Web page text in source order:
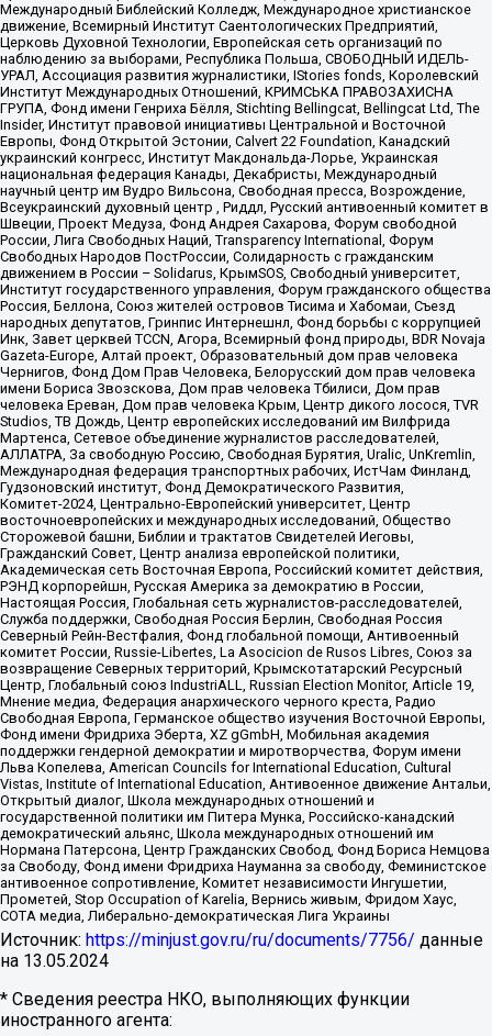
Международный Библейский Колледж, Международное христианское
движение, Всемирный Институт Саентологических Предприятий,
Церковь Духовной Технологии, Европейская сеть организаций по
наблюдению за выборами, Республика Польша, СВОБОДНЫЙ ИДЕЛЬ-
УРАЛ, Ассоциация развития журналистики, IStories fonds, Королевский
Институт Международных Отношений, КРИМСЬКА ПРАВОЗАХИСНА
ГРУПА, Фонд имени Генриха Бёлля, Stichting Bellingcat, Bellingcat Ltd, The
Insider, Институт правовой инициативы Центральной и Восточной
Европы, Фонд Открытой Эстонии, Calvert 22 Foundation, Канадский
украинский конгресс, Институт Макдональда-Лорье, Украинская
национальная федерация Канады, Декабристы, Международный
научный центр им Вудро Вильсона, Свободная пресса, Возрождение,
Всеукраинский духовный центр , Риддл, Русский антивоенный комитет в
Швеции, Проект Медуза, Фонд Андрея Сахарова, Форум свободной
России, Лига Свободных Наций, Transparеncy International, Форум
Свободных Народов ПостРоссии, Солидарность с гражданским
движением в России – Solidarus, КрымSOS, Свободный университет,
Институт государственного управления, Форум гражданского общества
Россия, Беллона, Союз жителей островов Тисима и Хабомаи, Съезд
народных депутатов, Гринпис Интернешнл, Фонд борьбы с коррупцией
Инк, Завет церквей TCCN, Агора, Всемирный фонд природы, BDR Novaja
Gazeta-Europe, Алтай проект, Образовательный дом прав человека
Чернигов, Фонд Дом Прав Человека, Белорусский дом прав человека
имени Бориса Звозскова, Дом прав человека Тбилиси, Дом прав
человека Ереван, Дом прав человека Крым, Центр дикого лосося, TVR
Studios, ТВ Дождь, Центр европейских исследований им Вилфрида
Мартенса, Сетевое объединение журналистов расследователей,
АЛЛАТРА, За свободную Россию, Свободная Бурятия, Uralic, UnKremlin,
Международная федерация транспортных рабочих, ИстЧам Финланд,
Гудзоновский институт, Фонд Демократического Развития,
Комитет-2024, Центрально-Европейский университет, Центр
восточноевропейских и международных исследований, Общество
Сторожевой башни, Библии и трактатов Свидетелей Иеговы,
Гражданский Совет, Центр анализа европейской политики,
Академическая сеть Восточная Европа, Российский комитет действия,
РЭНД корпорейшн, Русская Америка за демократию в России,
Настоящая Россия, Глобальная сеть журналистов-расследователей,
Служба поддержки, Свободная Россия Берлин, Свободная Россия
Северный Рейн-Вестфалия, Фонд глобальной помощи, Антивоенный
комитет России, Russie-Libertes, La Asocicion de Rusos Libres, Союз за
возвращение Северных территорий, Крымскотатарский Ресурсный
Центр, Глобальный союз IndustriALL, Russian Election Monitor, Article 19,
Мнение медиа, Федерация анархического черного креста, Радио
Свободная Европа, Германское общество изучения Восточной Европы,
Фонд имени Фридриха Эберта, XZ gGmbH, Мобильная академия
поддержки гендерной демократии и миротворчества, Форум имени
Льва Копелева, American Councils for International Education, Cultural
Vistas, Institute of International Education, Антивоенное движение Антальи,
Открытый диалог, Школа международных отношений и
государственной политики им Питера Мунка, Российско-канадский
демократический альянс, Школа международных отношений им
Нормана Патерсона, Центр Гражданских Свобод, Фонд Бориса Немцова
за Свободу, Фонд имени Фридриха Науманна за свободу, Феминистское
антивоенное сопротивление, Комитет независимости Ингушетии,
Прометей, Stop Occupation of Karelia, Вернись живым, Фридом Хаус,
СОТА медиа, Либерально-демократическая Лига Украины
Источник: https://minjust.gov.ru/ru/documents/7756/ данные
на 13.05.2024
* Сведения реестра НКО, выполняющих функции
иностранного агента: